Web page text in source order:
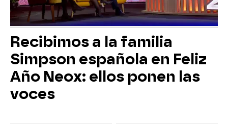
Recibimos a la familia
Simpson española en Feliz
Año Neox: ellos ponen las
voces